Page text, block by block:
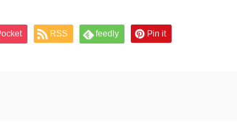
RSS feedly Pin it